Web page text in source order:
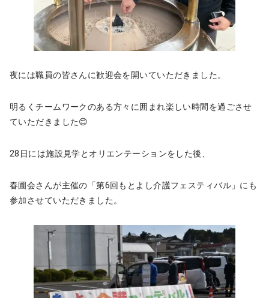
夜には職員の皆さんに歓迎会を開いていただきました。
明るくチームワークのある方々に囲まれ楽しい時間を過ごさせ
ていただきました😊
28日には施設見学とオリエンテーションをした後、
春圃会さんが主催の「第6回もとよし介護フェスティバル」にも
参加させていただきました。